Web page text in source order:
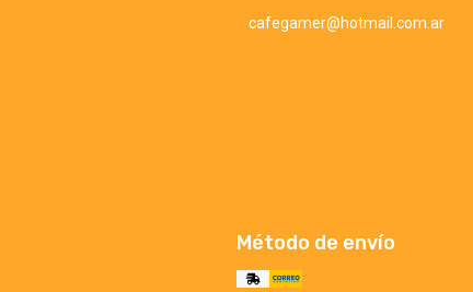
cafegamer@hotmail.com.ar
Método de envío